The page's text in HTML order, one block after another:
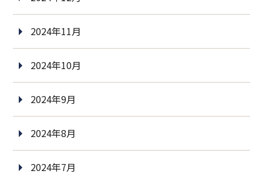
2024年11月
2024年10月
2024年9月
2024年8月
2024年7月